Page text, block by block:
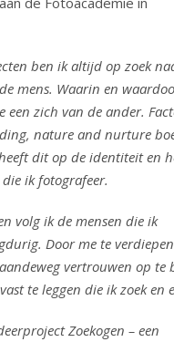
ben ik altijd op zoek
mens. Waarin en
een zich van de ander.
nature and nurture
dit op de identiteit en
ik fotografeer.
volg ik de mensen die ik
Door me te
vertrouwen op te
te leggen die ik zoek en
Zoekogen – een